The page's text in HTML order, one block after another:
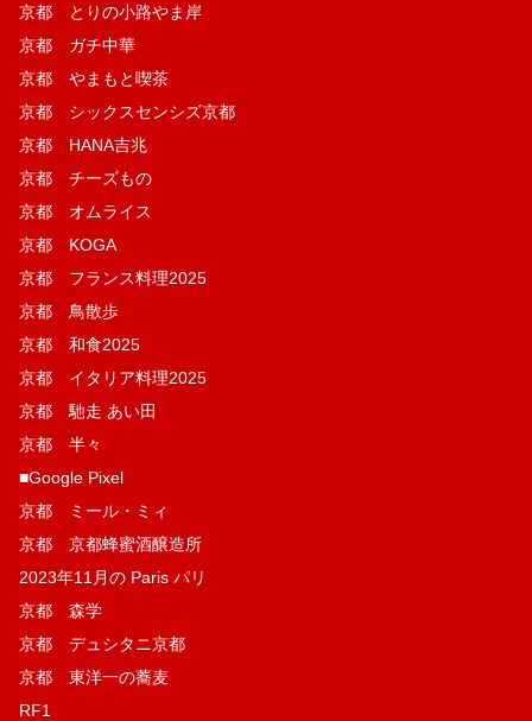
京都 とりの小路やま岸
京都 ガチ中華
京都 やまもと喫茶
京都 シックスセンシズ京都
京都 HANA吉兆
京都 チーズもの
京都 オムライス
京都 KOGA
京都 フランス料理2025
京都 鳥散歩
京都 和食2025
京都 イタリア料理2025
京都 馳走 あい田
京都 半々
■Google Pixel
京都 ミール・ミィ
京都 京都蜂蜜酒醸造所
2023年11月の Paris パリ
京都 森学
京都 デュシタニ京都
京都 東洋一の蕎麦
RF1